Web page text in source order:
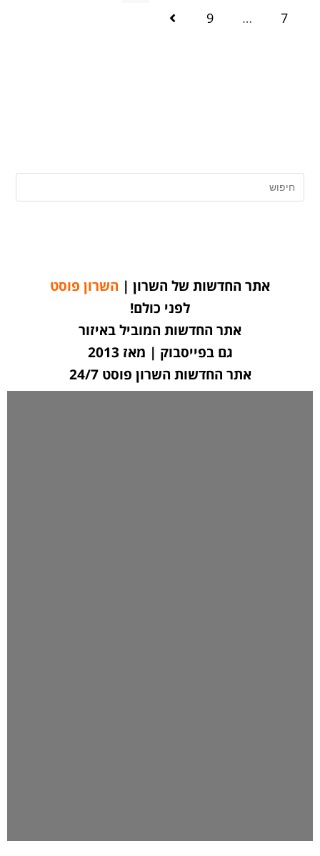
7
…
9
אתר החדשות של השרון | השרון פוסט
לפני כולם!
אתר החדשות המוביל באיזור
גם בפייסבוק | מאז 2013
אתר החדשות השרון פוסט 24/7
לחצו כאן ליצירת קשר